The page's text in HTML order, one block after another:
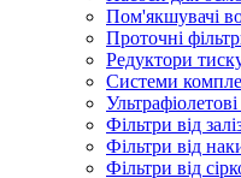
Пом'якшувачі
Проточні
Редуктори
Системи
Фільтри від
Фільтри від
Фільтри від